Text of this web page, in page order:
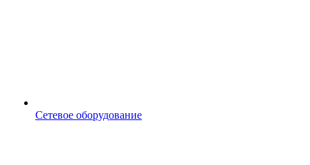
Сетевое оборудование